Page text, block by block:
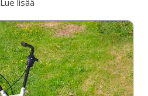
Lue lisää